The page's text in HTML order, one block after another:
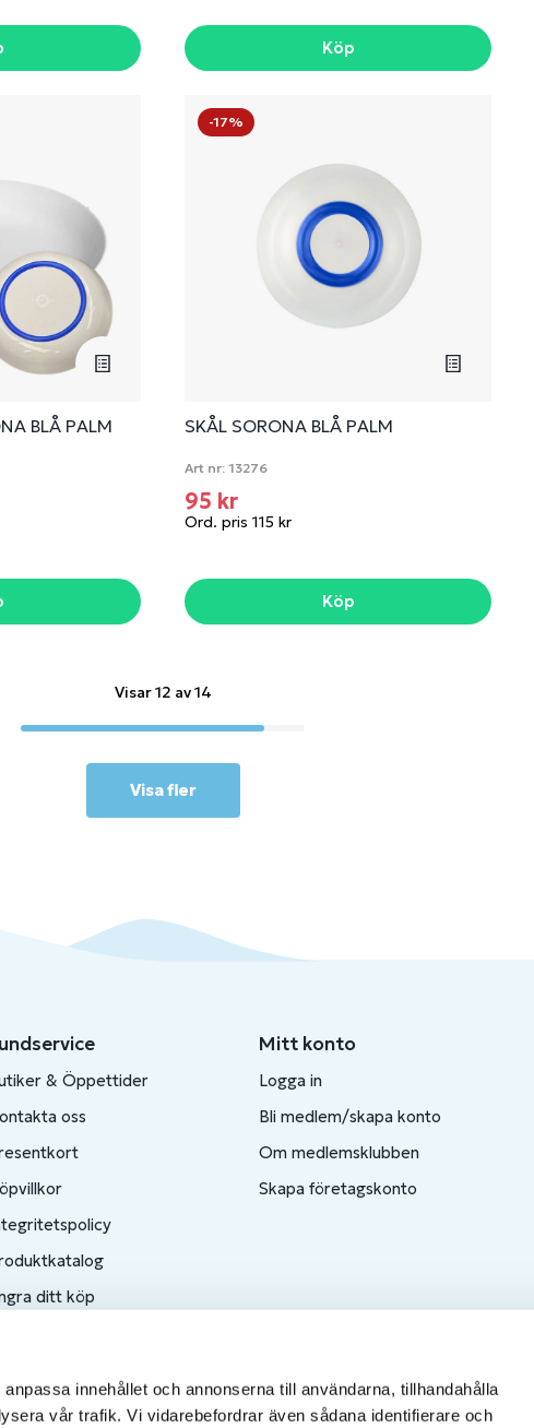
innehållet och annonserna till användarna, tillhandahålla
vår trafik. Vi vidarebefordrar även sådana identifierare och
Köp
BLÅ PALM
-17%
SKÅL SORONA BLÅ PALM
Art nr: 13276
95 kr
Ord. pris 115 kr
Köp
Visar 12 av 14
Visa fler
& Öppettider
oss
ditt köp
Mitt konto
Logga in
Bli medlem/skapa konto
Om medlemsklubben
Skapa företagskonto